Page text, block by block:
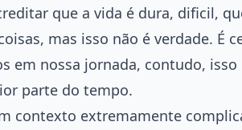
que a vida é dura, dificil,
mas isso não é verdade. É
em nossa jornada, contudo,
parte do tempo.
contexto extremamente